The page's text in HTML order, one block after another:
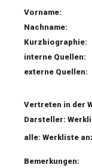
Vorname:
Nachname:
Kurzbiographie:
interne Quellen:
externe Quellen:
Vertreten in der
Darsteller:
alle: Werkliste
Bemerkungen: